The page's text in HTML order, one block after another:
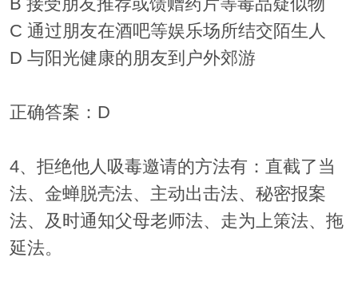
B 接受朋友推荐或馈赠药片等毒品疑似物
C 通过朋友在酒吧等娱乐场所结交陌生人
D 与阳光健康的朋友到户外郊游
正确答案：D
4、拒绝他人吸毒邀请的方法有：直截了当
法、金蝉脱壳法、主动出击法、秘密报案
法、及时通知父母老师法、走为上策法、拖
延法。